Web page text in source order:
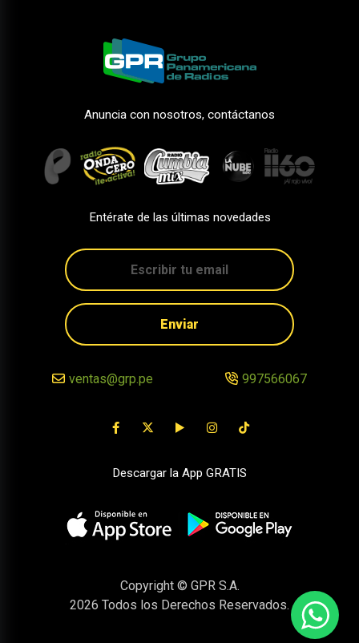
Anuncia con nosotros, contáctanos
Entérate de las últimas novedades
Enviar
ventas@grp.pe 997566067
Descargar la App GRATIS
Copyright © GPR S.A.
2026 Todos los Derechos Reservados.